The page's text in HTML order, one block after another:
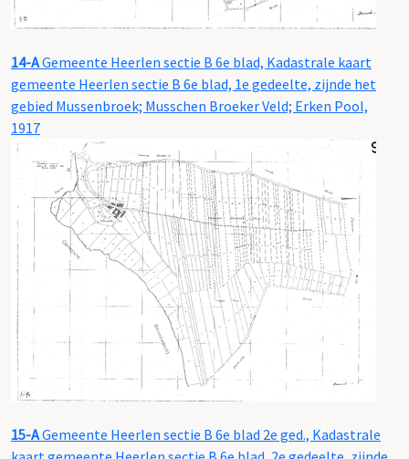
14-AGemeente Heerlen sectie B 6e blad, Kadastrale kaart
gemeente Heerlen sectie B 6e blad, 1e gedeelte, zijnde het
gebied Mussenbroek; Musschen Broeker Veld; Erken Pool,
1917
15-AGemeente Heerlen sectie B 6e blad 2e ged., Kadastrale